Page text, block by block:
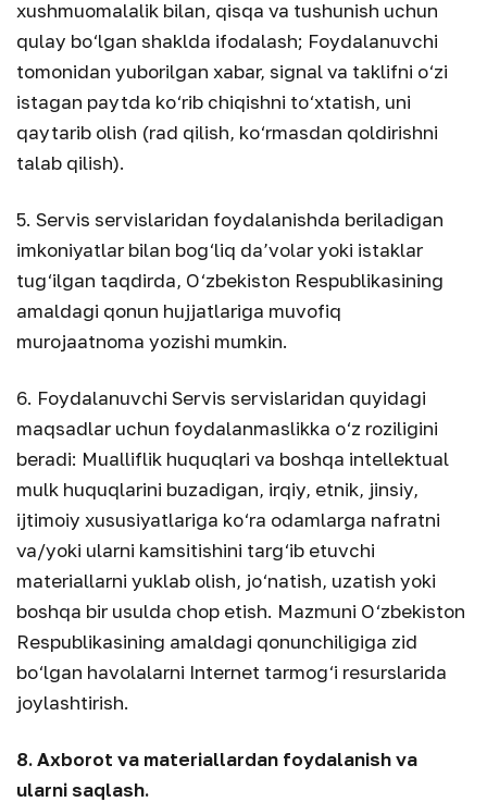
xushmuomalalik bilan, qisqa va tushunish uchun
qulay bo‘lgan shaklda ifodalash; Foydalanuvchi
tomonidan yuborilgan xabar, signal va taklifni o‘zi
istagan paytda ko‘rib chiqishni to‘xtatish, uni
qaytarib olish (rad qilish, ko‘rmasdan qoldirishni
talab qilish).
5. Servis servislaridan foydalanishda beriladigan
imkoniyatlar bilan bog‘liq da’volar yoki istaklar
tug‘ilgan taqdirda, O‘zbekiston Respublikasining
amaldagi qonun hujjatlariga muvofiq
murojaatnoma yozishi mumkin.
6. Foydalanuvchi Servis servislaridan quyidagi
maqsadlar uchun foydalanmaslikka o‘z roziligini
beradi: Mualliflik huquqlari va boshqa intellektual
mulk huquqlarini buzadigan, irqiy, etnik, jinsiy,
ijtimoiy xususiyatlariga ko‘ra odamlarga nafratni
va/yoki ularni kamsitishini targ‘ib etuvchi
materiallarni yuklab olish, jo‘natish, uzatish yoki
boshqa bir usulda chop etish. Mazmuni O‘zbekiston
Respublikasining amaldagi qonunchiligiga zid
bo‘lgan havolalarni Internet tarmog‘i resurslarida
joylashtirish.
8. Axborot va materiallardan foydalanish va
ularni saqlash.